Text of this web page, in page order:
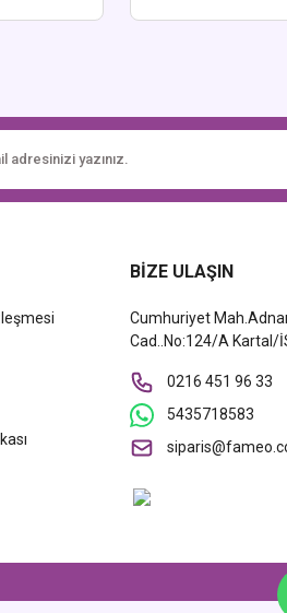
BİZE ULAŞIN
Cumhuriyet
Cad..No:124/A Kartal/
0216 451 96 33
5435718583